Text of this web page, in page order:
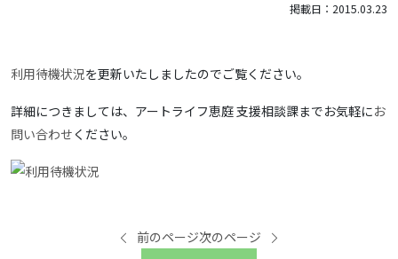
掲載日：2015.03.23
利用待機状況を更新いたしましたのでご覧ください。
詳細につきましては、アートライフ恵庭 支援相談課までお気軽にお
問い合わせ ください。
前のページ次のページ